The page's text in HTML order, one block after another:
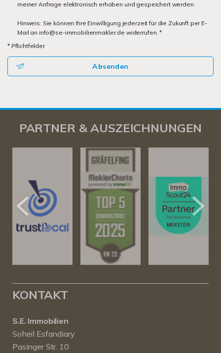
meiner Anfrage elektronisch erhoben und gespeichert werden.
Hinweis: Sie können Ihre Einwilligung jederzeit für die Zukunft per E-
Mail an info@se-immobilienmakler.de widerrufen. *
* Pflichtfelder
Absenden
PARTNER & AUSZEICHNUNGEN
KONTAKT
S.E. Immobilien
Soheil Esfandiary
Pasinger Str. 10